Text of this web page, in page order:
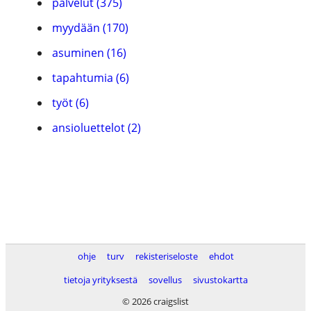
myydään (170)
asuminen (16)
tapahtumia (6)
työt (6)
ansioluettelot (2)
ohje turv rekisteriseloste
ehdot
tietoja yrityksestä
sovellus
sivustokartta
© 2026 craigslist